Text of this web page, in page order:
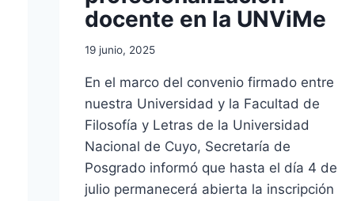
docente en la UNViMe
19 junio, 2025
En el marco del convenio firmado entre
nuestra Universidad y la Facultad de
Filosofía y Letras de la Universidad
Nacional de Cuyo, Secretaría de
Posgrado informó que hasta el día 4 de
julio permanecerá abierta la inscripción